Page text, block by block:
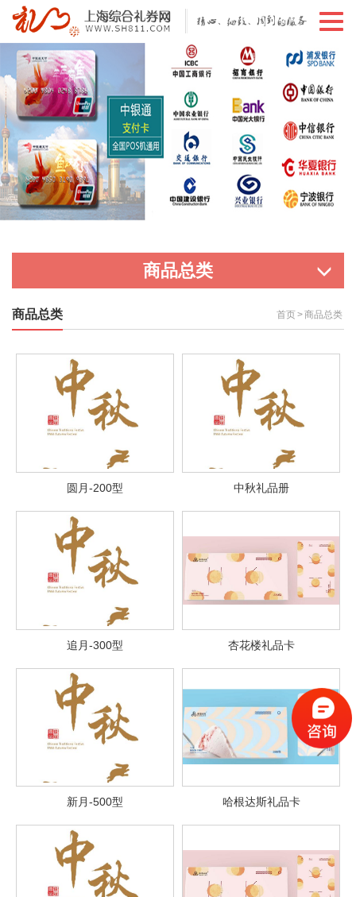
切
导
商品总类
商品总类 首页>商品总类
圆月-200型 中秋礼品册
追月-300型 杏花楼礼品卡
新月-500型 哈根达斯礼品卡